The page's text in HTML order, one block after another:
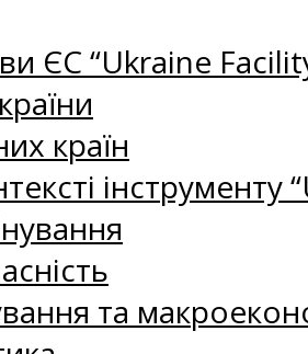
ЄС “Ukraine
країн
інструменту
та